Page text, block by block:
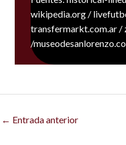
wikipedia.org /
transfermarkt.com.ar /
/
← Entrada anterior